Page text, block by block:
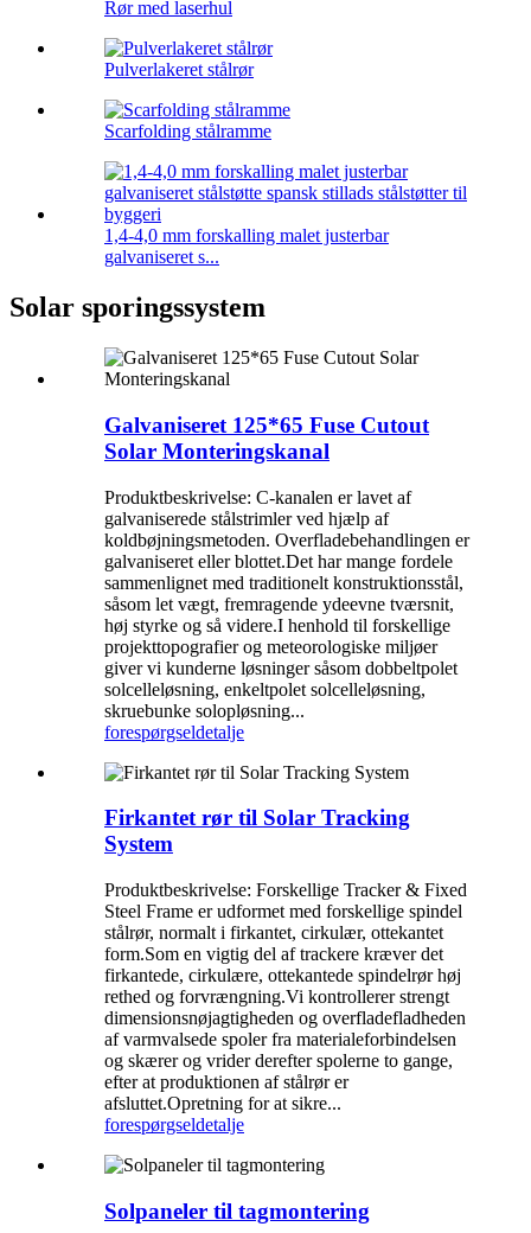
Rør med laserhul
Pulverlakeret stålrør
Scarfolding stålramme
1,4-4,0 mm forskalling malet justerbar
galvaniseret s...
Solar sporingssystem
Galvaniseret 125*65 Fuse Cutout
Solar Monteringskanal
Produktbeskrivelse: C-kanalen er lavet af
galvaniserede stålstrimler ved hjælp af
koldbøjningsmetoden. Overfladebehandlingen er
galvaniseret eller blottet.Det har mange fordele
sammenlignet med traditionelt konstruktionsstål,
såsom let vægt, fremragende ydeevne tværsnit,
høj styrke og så videre.I henhold til forskellige
projekttopografier og meteorologiske miljøer
giver vi kunderne løsninger såsom dobbeltpolet
solcelleløsning, enkeltpolet solcelleløsning,
skruebunke solopløsning...
forespørgseldetalje
Firkantet rør til Solar Tracking
System
Produktbeskrivelse: Forskellige Tracker & Fixed
Steel Frame er udformet med forskellige spindel
stålrør, normalt i firkantet, cirkulær, ottekantet
form.Som en vigtig del af trackere kræver det
firkantede, cirkulære, ottekantede spindelrør høj
rethed og forvrængning.Vi kontrollerer strengt
dimensionsnøjagtigheden og overfladefladheden
af ​​varmvalsede spoler fra materialeforbindelsen
og skærer og vrider derefter spolerne to gange,
efter at produktionen af ​​stålrør er
afsluttet.Opretning for at sikre...
forespørgseldetalje
Solpaneler til tagmontering